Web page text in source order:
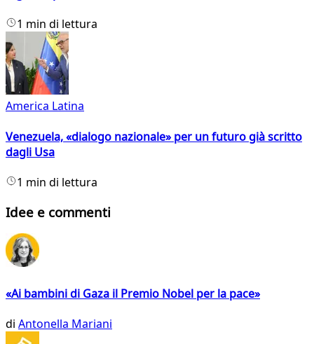
1 min di lettura
America Latina
Venezuela, «dialogo nazionale» per un futuro già scritto
dagli Usa
1 min di lettura
Idee e commenti
«Ai bambini di Gaza il Premio Nobel per la pace»
di Antonella Mariani